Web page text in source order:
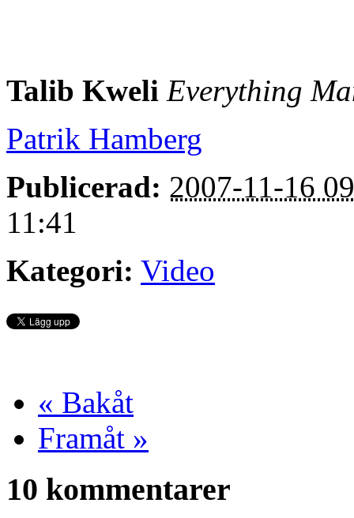
Talib Kweli Everything
Patrik Hamberg
Publicerad: 2007-11-16
11:41
Kategori: Video
« Bakåt
Framåt »
10 kommentarer